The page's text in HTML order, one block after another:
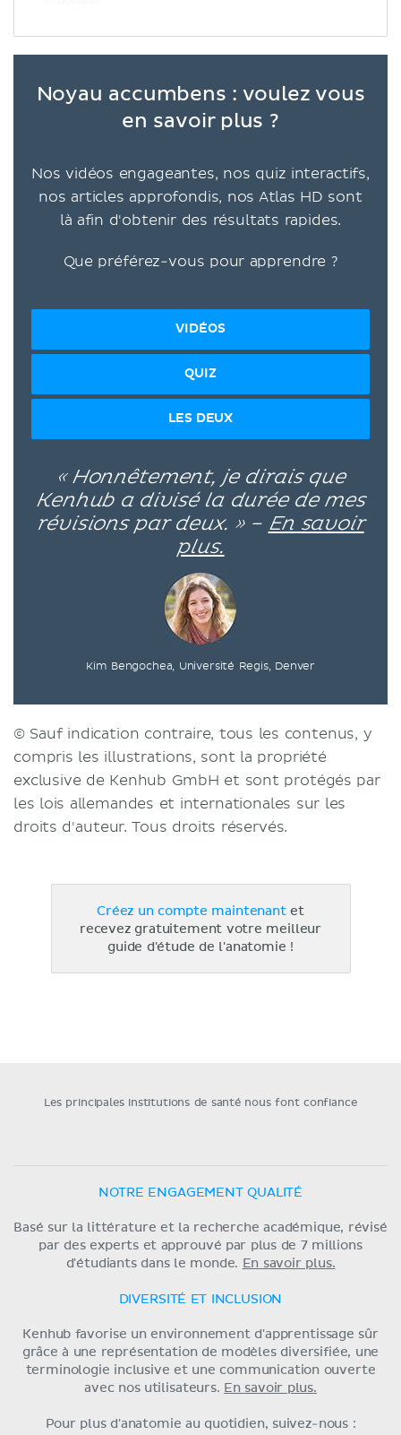
Noyau accumbens : voulez vous
en savoir plus ?
Nos vidéos engageantes, nos quiz interactifs,
nos articles approfondis, nos Atlas HD sont
là afin d'obtenir des résultats rapides.
Que préférez-vous pour apprendre ?
VIDÉOS
QUIZ
LES DEUX
« Honnêtement, je dirais que
Kenhub a divisé la durée de mes
révisions par deux. » – En savoir
plus.
Kim Bengochea, Université Regis, Denver
© Sauf indication contraire, tous les contenus, y
compris les illustrations, sont la propriété
exclusive de Kenhub GmbH et sont protégés par
les lois allemandes et internationales sur les
droits d'auteur. Tous droits réservés.
Créez un compte maintenantet
recevez gratuitement votre meilleur
guide d'étude de l'anatomie !
Les principales institutions de santé nous font confiance
NOTRE ENGAGEMENT QUALITÉ
Basé sur la littérature et la recherche académique, révisé
par des experts et approuvé par plus de 7 millions
d'étudiants dans le monde. En savoir plus.
DIVERSITÉ ET INCLUSION
Kenhub favorise un environnement d'apprentissage sûr
grâce à une représentation de modèles diversifiée, une
terminologie inclusive et une communication ouverte
avec nos utilisateurs. En savoir plus.
Pour plus d'anatomie au quotidien, suivez-nous :